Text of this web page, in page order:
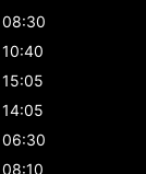
08:30
10:40
15:05
14:05
06:30
08:10